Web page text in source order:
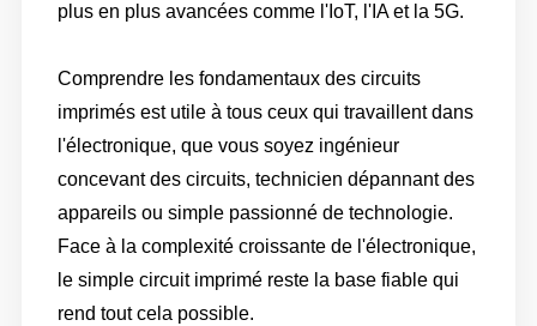
plus en plus avancées comme l'IoT, l'IA et la 5G.
Comprendre les fondamentaux des circuits
imprimés est utile à tous ceux qui travaillent dans
l'électronique, que vous soyez ingénieur
concevant des circuits, technicien dépannant des
appareils ou simple passionné de technologie.
Face à la complexité croissante de l'électronique,
le simple circuit imprimé reste la base fiable qui
rend tout cela possible.